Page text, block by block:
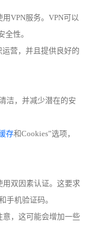
VPN服务。VPN可以
性。
营，并且提供良好的
洁，并减少潜在的安
存和Cookies”选项，
双因素认证。这要求
手机验证码。
意，这可能会增加一些